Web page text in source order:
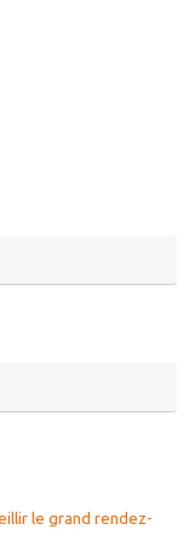
le grand rendez-